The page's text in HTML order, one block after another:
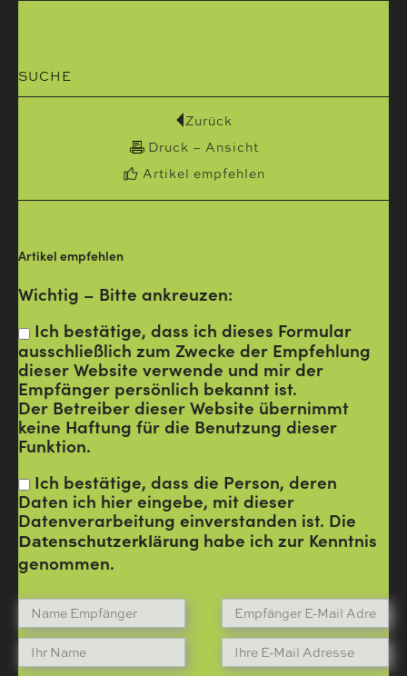
SUCHE
Zurück
Druck – Ansicht
Artikel empfehlen
Artikel empfehlen
Wichtig – Bitte ankreuzen:
Ich bestätige, dass ich dieses Formular
ausschließlich zum Zwecke der Empfehlung
dieser Website verwende und mir der
Empfänger persönlich bekannt ist.
Der Betreiber dieser Website übernimmt
keine Haftung für die Benutzung dieser
Funktion.
Ich bestätige, dass die Person, deren
Daten ich hier eingebe, mit dieser
Datenverarbeitung einverstanden ist. Die
Datenschutzerklärung habe ich zur Kenntnis
genommen.